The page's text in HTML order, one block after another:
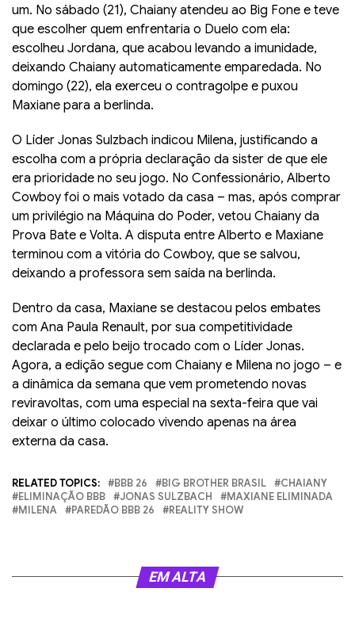
um. No sábado (21), Chaiany atendeu ao Big Fone e teve
que escolher quem enfrentaria o Duelo com ela:
escolheu Jordana, que acabou levando a imunidade,
deixando Chaiany automaticamente emparedada. No
domingo (22), ela exerceu o contragolpe e puxou
Maxiane para a berlinda.
O Líder Jonas Sulzbach indicou Milena, justificando a
escolha com a própria declaração da sister de que ele
era prioridade no seu jogo. No Confessionário, Alberto
Cowboy foi o mais votado da casa – mas, após comprar
um privilégio na Máquina do Poder, vetou Chaiany da
Prova Bate e Volta. A disputa entre Alberto e Maxiane
terminou com a vitória do Cowboy, que se salvou,
deixando a professora sem saída na berlinda.
Dentro da casa, Maxiane se destacou pelos embates
com Ana Paula Renault, por sua competitividade
declarada e pelo beijo trocado com o Líder Jonas.
Agora, a edição segue com Chaiany e Milena no jogo – e
a dinâmica da semana que vem prometendo novas
reviravoltas, com uma especial na sexta-feira que vai
deixar o último colocado vivendo apenas na área
externa da casa.
RELATED TOPICS: BBB 26 BIG BROTHER BRASIL
CHAIANY
ELIMINAÇÃO BBB
JONAS SULZBACH
MAXIANE ELIMINADA
MILENA
PAREDÃO BBB 26 REALITY SHOW
EM ALTA